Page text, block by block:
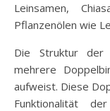
Leinsamen,
Pflanzenölen wie
Die Struktur der
mehrere
aufweist. Diese
Funktionalität